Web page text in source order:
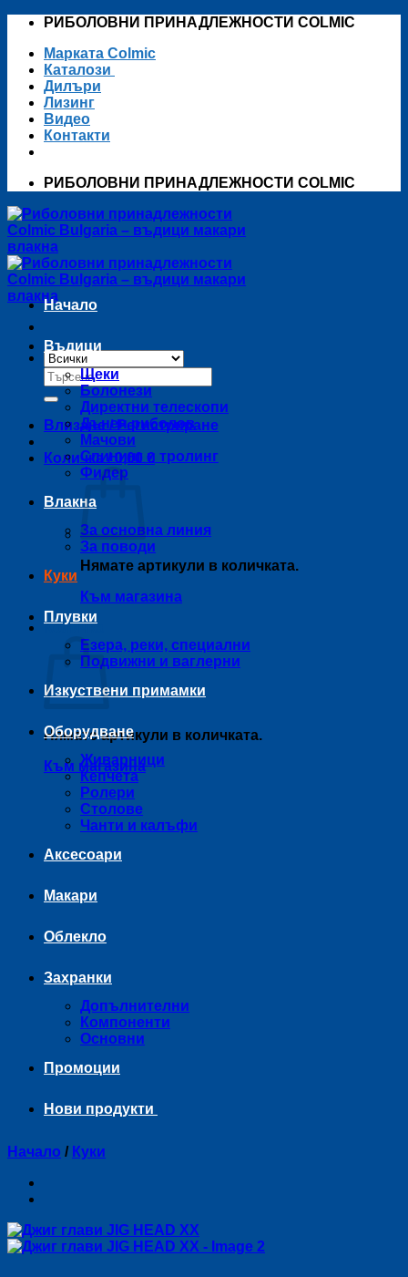
Skip
content
РИБОЛОВНИ ПРИНАДЛЕЖНОСТИ COLMIC
Марката Colmic
Каталози
Дилъри
Лизинг
Видео
Контакти
РИБОЛОВНИ ПРИНАДЛЕЖНОСТИ COLMIC
Търсене
за:
Влизане / Регистриране
Количка /0,00 €
Нямате артикули в количката.
Към магазина
Количка
Нямате артикули в количката.
Към магазина
Начало
Въдици
Щеки
Болонези
Директни телескопи
Дънен риболов
Мачови
Спининг и тролинг
Фидер
Влакна
За основна линия
За поводи
Куки
Плувки
Езера, реки, специални
Подвижни и ваглерни
Изкуствени примамки
Оборудване
Живарници
Кепчета
Ролери
Столове
Чанти и калъфи
Аксесоари
Макари
Облекло
Захранки
Допълнителни
Компоненти
Основни
Промоции
Нови продукти
Начало / Куки